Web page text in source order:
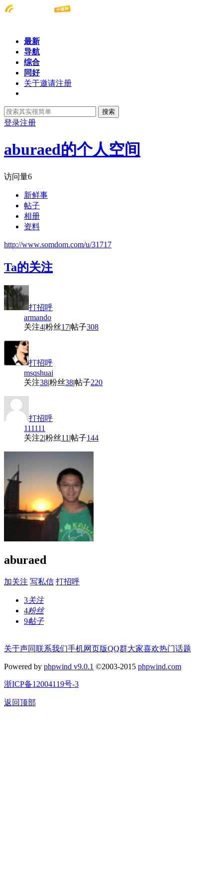
最新
导航
综合
同好
关于邀请注册
搜索
登录注册
aburaed的个人空间
访问量6
新鲜事
帖子
相册
资料
http://www.somdom.com/u/31717
Ta的关注
打招呼
armando
关注4|粉丝17|帖子308
打招呼
msqshuai
关注38|粉丝38|帖子220
打招呼
111111
关注2|粉丝11 |帖子144
aburaed
加关注 写私信 打招呼
3关注
4粉丝
9帖子
关于声同联系我们手机网页版QQ群大家喜欢热门话题
Powered by phpwind v9.0.1 ©2003-2015 phpwind.com
浙ICP备12004119号-3
返回顶部